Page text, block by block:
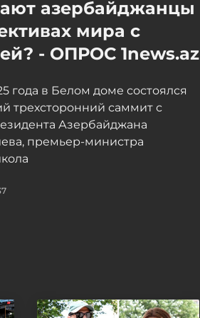
азербайджанцы
мира с
- ОПРОС 1news.az
года в Белом доме состоялся
трехсторонний саммит с
Азербайджана
премьер-министра